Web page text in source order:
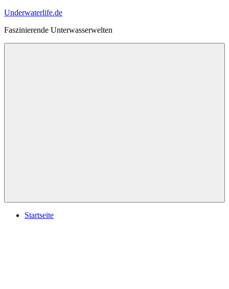
Zum
springen
Underwaterlife.de
Faszinierende Unterwasserwelten
Startseite